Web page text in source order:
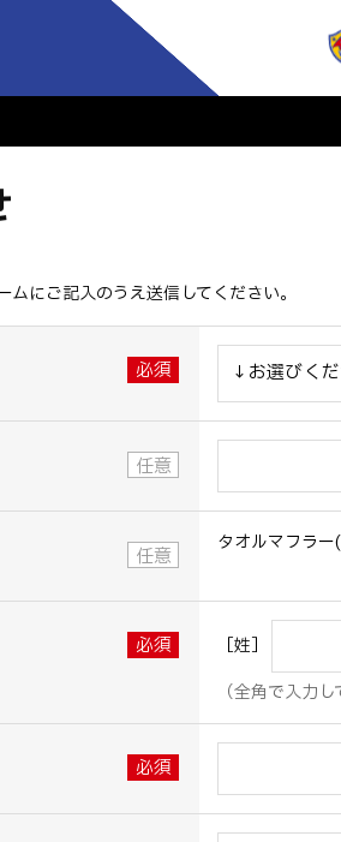
にご記入のうえ送信してください。
タオルマフラ
［姓］
（全角で入力し